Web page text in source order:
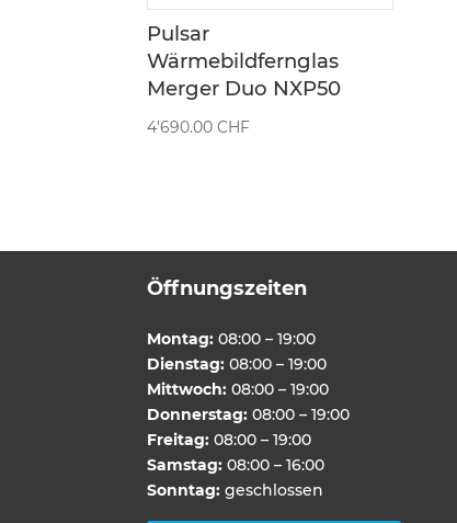
Pulsar
Wärmebildfernglas
Merger Duo NXP50
4'690.00CHF
Öffnungszeiten
Montag: 08:00 – 19:00
Dienstag: 08:00 – 19:00
Mittwoch: 08:00 – 19:00
Donnerstag: 08:00 – 19:00
Freitag: 08:00 – 19:00
Samstag: 08:00 – 16:00
Sonntag: geschlossen